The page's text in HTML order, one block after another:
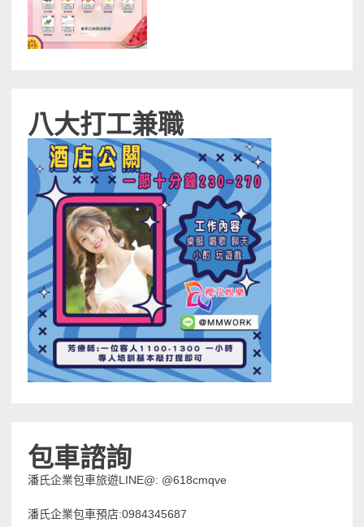
八大打工兼職
包車諮詢
潘氏企業包車旅遊LINE@: @618cmqve
潘氏企業包車預店:0984345687